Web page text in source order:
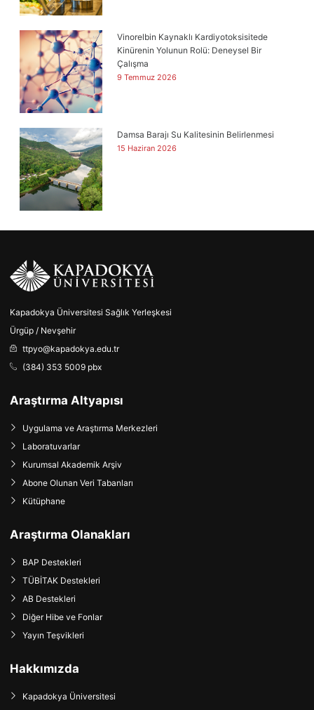
Vinorelbin Kaynaklı Kardiyotoksisitede
Kinürenin Yolunun Rolü: Deneysel Bir
Çalışma
9 Temmuz 2026
Damsa Barajı Su Kalitesinin Belirlenmesi
15 Haziran 2026
Kapadokya Üniversitesi Sağlık Yerleşkesi
Ürgüp / Nevşehir
ttpyo@kapadokya.edu.tr
(384) 353 5009 pbx
Araştırma Altyapısı
Uygulama ve Araştırma Merkezleri
Laboratuvarlar
Kurumsal Akademik Arşiv
Abone Olunan Veri Tabanları
Kütüphane
Araştırma Olanakları
BAP Destekleri
TÜBİTAK Destekleri
AB Destekleri
Diğer Hibe ve Fonlar
Yayın Teşvikleri
Hakkımızda
Kapadokya Üniversitesi